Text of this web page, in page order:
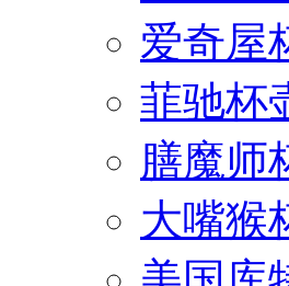
爱奇屋
菲驰杯
膳魔师
大嘴猴